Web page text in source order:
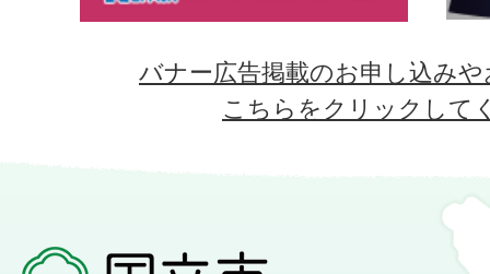
バナー広告掲載のお申し込み
こちらをクリックして